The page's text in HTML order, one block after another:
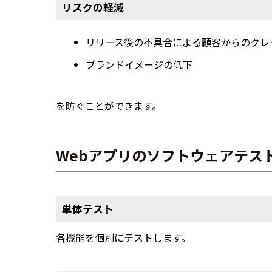
リスクの軽減
リリース後の不具合による顧客からのク
ブランドイメージの低下
を防ぐことができます。
Webアプリのソフトウェアテス
単体テスト
各機能を個別にテストします。